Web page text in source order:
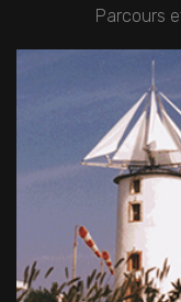
Parcours